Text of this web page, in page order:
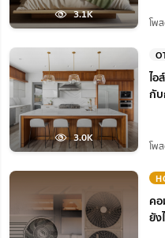
3.1K
โพ
3.0K
ไอ
กับ
โพ
คอ
ยัง